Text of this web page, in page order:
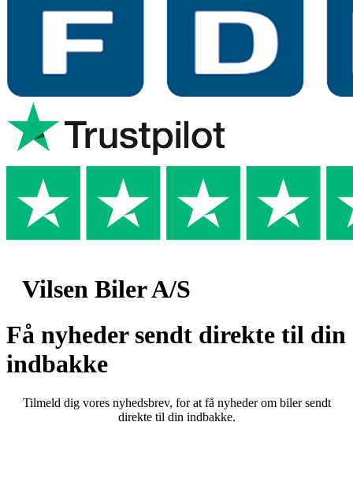
Vilsen Biler A/S
Få nyheder sendt direkte til din
indbakke
Tilmeld dig vores nyhedsbrev, for at få nyheder om biler sendt
direkte til din indbakke.